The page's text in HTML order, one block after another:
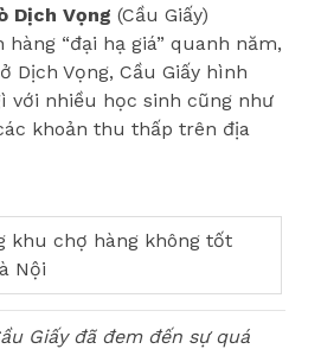
Dịch Vọng (Cầu Giấy)
“đại hạ giá” quanh năm,
Dịch Vọng, Cầu Giấy hình
với nhiều học sinh cũng như
khoản thu thấp trên địa
Giấy đã đem đến sự quá